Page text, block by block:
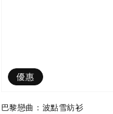
優惠
巴黎戀曲：波點雪紡衫